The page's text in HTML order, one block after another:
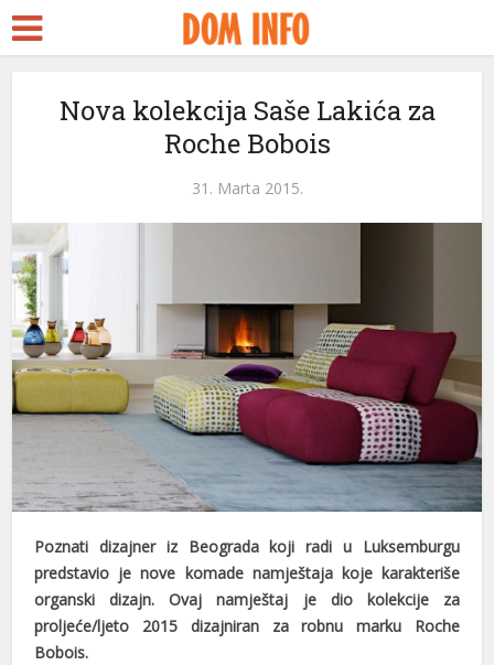
Nova kolekcija Saše Lakića za
Roche Bobois
31. Marta 2015.
Poznati dizajner iz Beograda koji radi u Luksemburgu
predstavio je nove komade namještaja koje karakteriše
organski dizajn. Ovaj namještaj je dio kolekcije za
proljeće/ljeto 2015 dizajniran za robnu marku Roche
Bobois.